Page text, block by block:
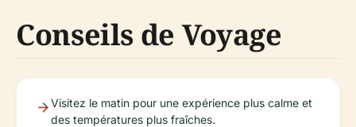
Conseils de Voyage
Visitez le matin pour une expérience plus calme et
des températures plus fraîches.